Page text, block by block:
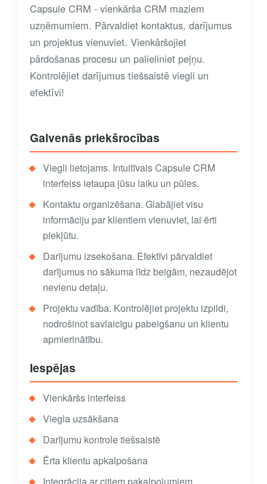
Capsule CRM - vienkārša CRM maziem
uzņēmumiem. Pārvaldiet kontaktus, darījumus
un projektus vienuviet. Vienkāršojiet
pārdošanas procesu un palieliniet peļņu.
Kontrolējiet darījumus tiešsaistē viegli un
efektīvi!
Galvenās priekšrocības
Viegli lietojams. Intuitīvais Capsule CRM
interfeiss ietaupa jūsu laiku un pūles.
Kontaktu organizēšana. Glabājiet visu
informāciju par klientiem vienuviet, lai ērti
piekļūtu.
Darījumu izsekošana. Efektīvi pārvaldiet
darījumus no sākuma līdz beigām, nezaudējot
nevienu detaļu.
Projektu vadība. Kontrolējiet projektu izpildi,
nodrošinot savlaicīgu pabeigšanu un klientu
apmierinātību.
Iespējas
Vienkāršs interfeiss
Viegla uzsākšana
Darījumu kontrole tiešsaistē
Ērta klientu apkalpošana
Integrācija ar citiem pakalpojumiem